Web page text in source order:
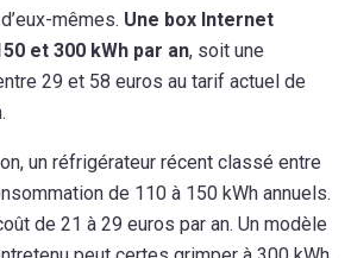
mêmes. Une box Internet
et 300 kWh par an, soit une
29 et 58 euros au tarif actuel de
un réfrigérateur récent classé entre
de 110 à 150 kWh annuels.
de 21 à 29 euros par an. Un modèle